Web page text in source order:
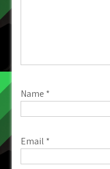
Name *
Email *